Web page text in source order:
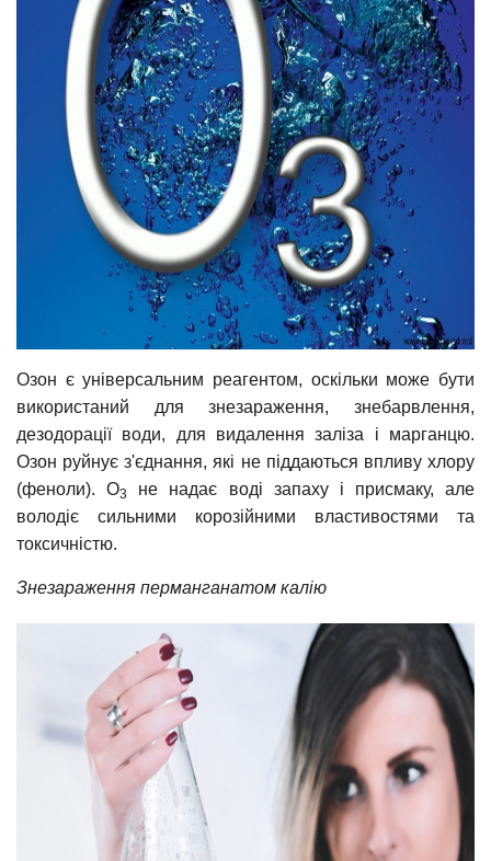
Озон є універсальним реагентом, оскільки може бути
використаний для знезараження, знебарвлення,
дезодорації води, для видалення заліза і марганцю.
Озон руйнує з'єднання, які не піддаються впливу хлору
(феноли). O3
не надає воді запаху і присмаку, але
володіє сильними корозійними властивостями та
токсичністю.
Знезараження перманганатом калію